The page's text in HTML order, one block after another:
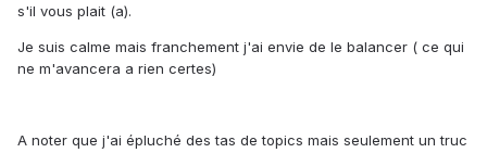
s'il vous plait (a).
Je suis calme mais franchement j'ai envie de le balancer ( ce qui
ne m'avancera a rien certes)
A noter que j'ai épluché des tas de topics mais seulement un truc